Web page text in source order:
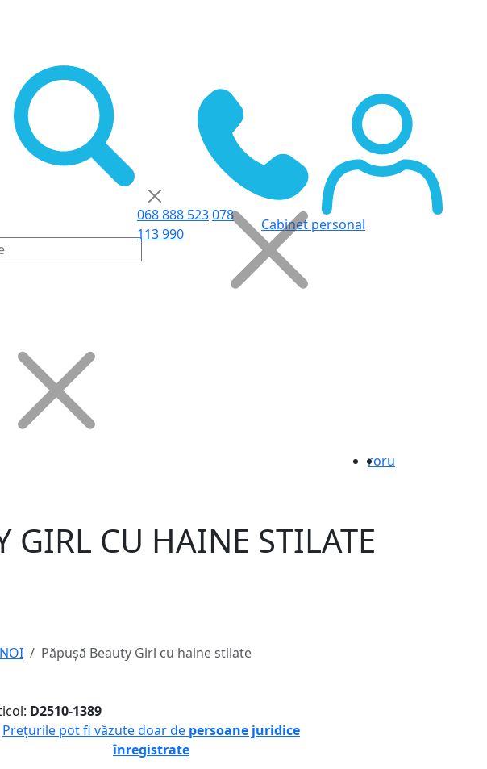
068 888 523078
113 990
Cabinet personal
roru
GIRL CU HAINE STILATE
Păpușă Beauty Girl cu haine stilate
D2510-1389
Prețurile pot fi văzute doar de persoane juridice
înregistrate